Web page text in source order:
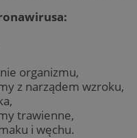
organizmu,
z narządem wzroku,
trawienne,
i węchu.